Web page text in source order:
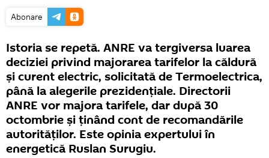
Abonare
Istoria se repetă. ANRE va tergiversa luarea
deciziei privind majorarea tarifelor la căldură
și curent electric, solicitată de Termoelectrica,
până la alegerile prezidențiale. Directorii
ANRE vor majora tarifele, dar după 30
octombrie și ținând cont de recomandările
autorităților. Este opinia expertului în
energetică Ruslan Surugiu.